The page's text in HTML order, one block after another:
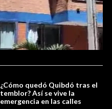
¿Cómo quedó Quibdó tras el
temblor? Así se vive la
emergencia en las calles